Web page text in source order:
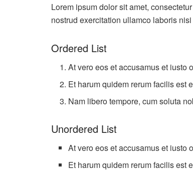
Lorem ipsum dolor sit amet,
nostrud exercitation ullamco laboris
Ordered List
At vero eos et accusamus et iusto
Et harum quidem rerum facilis est
Nam libero tempore, cum soluta
Unordered List
At vero eos et accusamus et iusto
Et harum quidem rerum facilis est